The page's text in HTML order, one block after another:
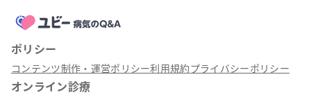
ポリシー
コンテンツ制作・運営ポリシー利用規約プライバシーポリシー
オンライン診療